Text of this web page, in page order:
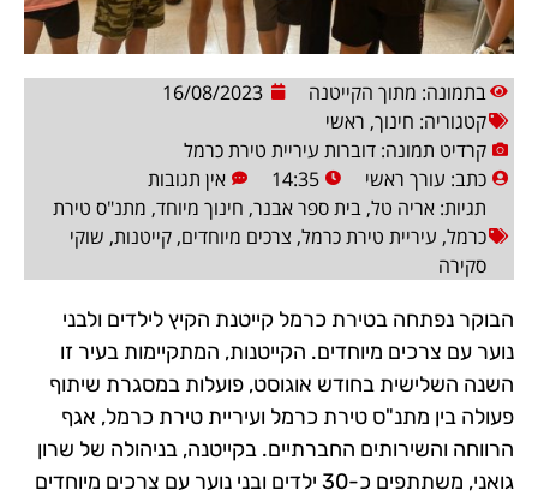
בתמונה: מתוך הקייטנה
16/08/2023
קטגוריה: חינוך, ראשי
קרדיט תמונה: דוברות עיריית טירת כרמל
כתב: עורך ראשי 14:35
אין תגובות
תגיות: אריה טל, בית ספר אבנר, חינוך מיוחד, מתנ"ס טירת
כרמל, עיריית טירת כרמל, צרכים מיוחדים, קייטנות, שוקי
סקירה
הבוקר נפתחה בטירת כרמל קייטנת הקיץ לילדים ולבני
נוער עם צרכים מיוחדים. הקייטנות, המתקיימות בעיר זו
השנה השלישית בחודש אוגוסט, פועלות במסגרת שיתוף
פעולה בין מתנ"ס טירת כרמל ועיריית טירת כרמל, אגף
הרווחה והשירותים החברתיים. בקייטנה, בניהולה של שרון
גואני, משתתפים כ-30 ילדים ובני נוער עם צרכים מיוחדים